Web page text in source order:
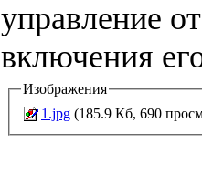
управление
включения
Изображения
1.jpg (185.9 Кб, 690